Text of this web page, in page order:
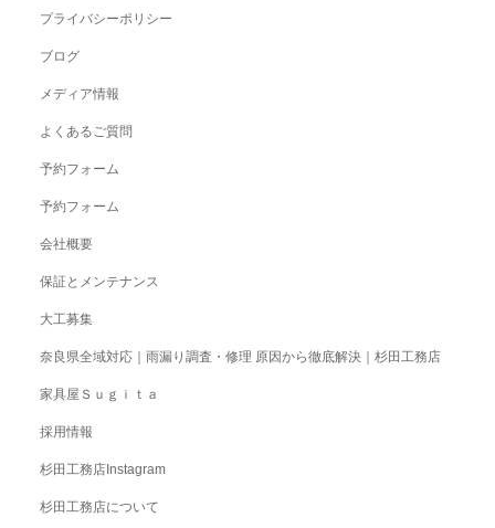
プライバシーポリシー
ブログ
メディア情報
よくあるご質問
予約フォーム
予約フォーム
会社概要
保証とメンテナンス
大工募集
奈良県全域対応｜雨漏り調査・修理 原因から徹底解決｜杉田工務店
家具屋Ｓｕｇｉｔａ
採用情報
杉田工務店Instagram
杉田工務店について